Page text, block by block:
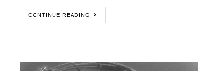
CONTINUE READING